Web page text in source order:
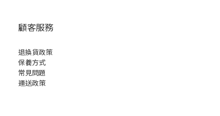
顧客服務
退換貨政策
保養方式
常見問題
運送政策